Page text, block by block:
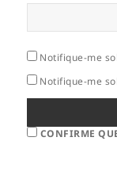
Notifique-me
Notifique-me
CONFIRME